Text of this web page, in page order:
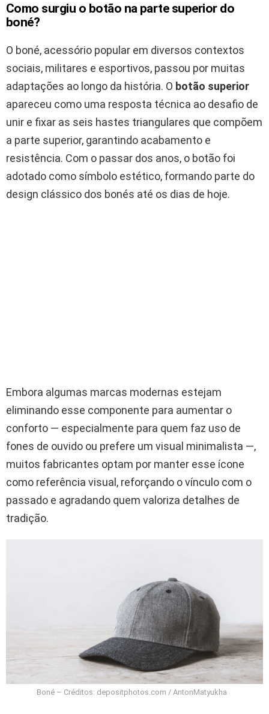
Como surgiu o botão na parte superior do
boné?
O boné, acessório popular em diversos contextos
sociais, militares e esportivos, passou por muitas
adaptações ao longo da história. O botão superior
apareceu como uma resposta técnica ao desafio de
unir e fixar as seis hastes triangulares que compõem
a parte superior, garantindo acabamento e
resistência. Com o passar dos anos, o botão foi
adotado como símbolo estético, formando parte do
design clássico dos bonés até os dias de hoje.
Embora algumas marcas modernas estejam
eliminando esse componente para aumentar o
conforto — especialmente para quem faz uso de
fones de ouvido ou prefere um visual minimalista —,
muitos fabricantes optam por manter esse ícone
como referência visual, reforçando o vínculo com o
passado e agradando quem valoriza detalhes de
tradição.
Boné – Créditos: depositphotos.com / AntonMatyukha